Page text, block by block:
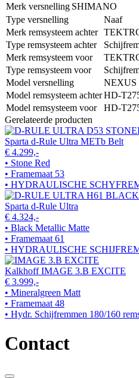
Merk versnelling SHIMANO
Type versnelling
Naaf
Merk remsysteem achter
Type remsysteem achter
Merk remsysteem voor
Type remsysteem voor
Model versnelling
NEXUS
Model remsysteem achterHD-
Model remsysteem voor
HD-
Gerelateerde producten
Sparta d-Rule Ultra METb Belt
€ 4.299,-
• Stone Red
• Framemaat 53
• HYDRAULISCHE
Sparta d-Rule Ultra
€ 4.324,-
• Black Metallic Matte
• Framemaat 61
• HYDRAULISCHE
Kalkhoff IMAGE 3.B EXCITE
€ 3.999,-
• Mineralgreen Matt
• Framemaat 48
• Hydr. Schijfremmen 180/160
Contact